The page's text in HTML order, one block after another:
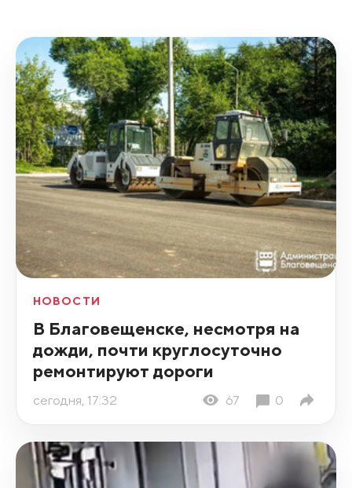
НОВОСТИ
В Благовещенске, несмотря на
дожди, почти круглосуточно
ремонтируют дороги
сегодня, 17:32 67 0